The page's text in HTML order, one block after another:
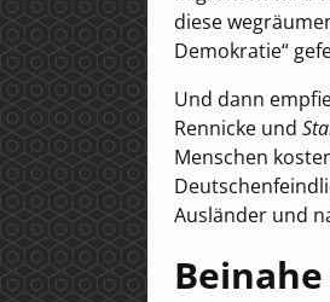
diese
Demokratie“
Und dann
Rennicke und
Menschen
Ausländer und